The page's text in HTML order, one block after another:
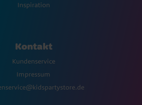
Inspiration
Kontakt
Kundenservice
Impressum